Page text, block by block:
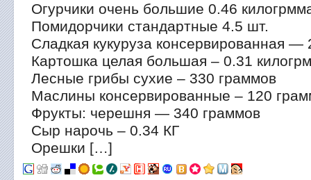
Огурчики очень большие 0.46
Помидорчики стандартные 4.5 шт.
Сладкая кукуруза консервированная —
Картошка целая большая – 0.31
Лесные грибы сухие – 330 граммов
Маслины консервированные – 120
Фрукты: черешня — 340 граммов
Сыр нарочь – 0.34 КГ
Орешки […]